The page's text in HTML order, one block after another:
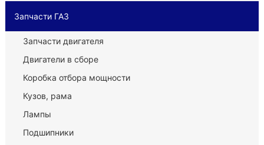
Запчасти ГАЗ
Запчасти двигателя
Двигатели в сборе
Коробка отбора мощности
Кузов, рама
Лампы
Подшипники